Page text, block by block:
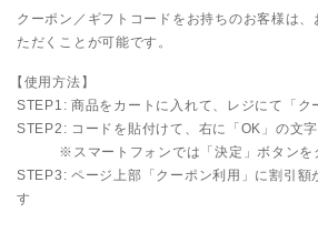
クーポン／ギフトコードをお持ちのお客様は
ただくことが可能です。
【使用方法】
STEP1: 商品をカートに入れて、レジにて「ク
STEP2: コードを貼付けて、右に「OK」の文
※スマートフォンでは「決定」ボタンを
STEP3: ページ上部「クーポン利用」に割引額
す